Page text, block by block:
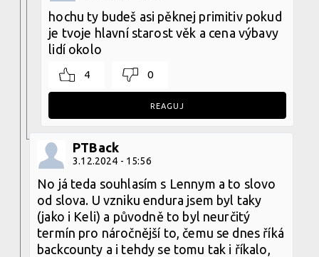
hochu ty budeš asi pěknej primitiv pokud
je tvoje hlavní starost věk a cena výbavy
lidí okolo
4 0
REAGUJ
PTBack
3.12.2024 - 15:56
No já teda souhlasím s Lennym a to slovo
od slova. U vzniku endura jsem byl taky
(jako i Keli) a původně to byl neurčitý
termín pro náročnější to, čemu se dnes říká
backcounty a i tehdy se tomu tak i říkalo,